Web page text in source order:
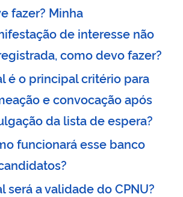
fazer? Minha
de interesse não
como devo fazer?
é o principal critério para
e convocação após
da lista de espera?
funcionará esse banco
será a validade do CPNU?